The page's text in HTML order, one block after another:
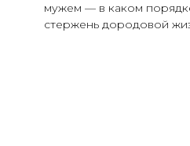
мужем — в каком
стержень дородовой